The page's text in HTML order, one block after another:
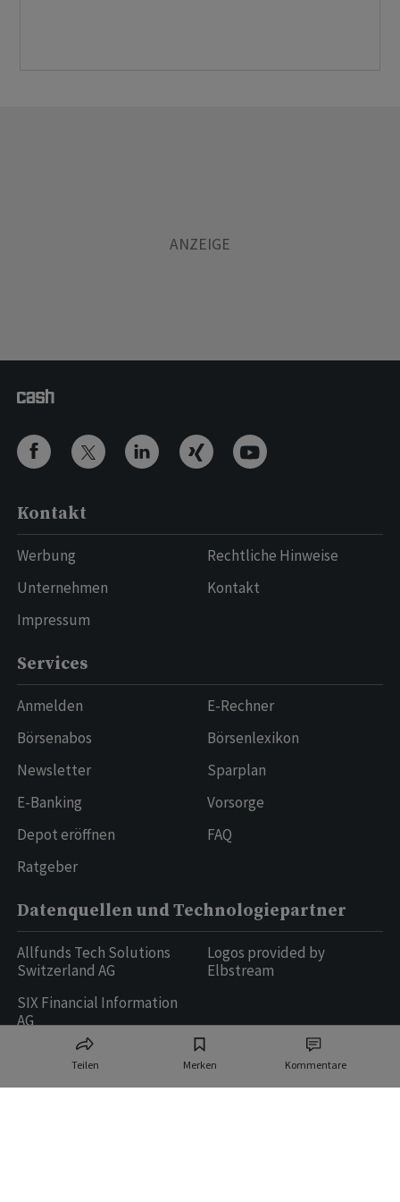
Teilen Merken Kommentare
Kontakt
Werbung
Unternehmen
Impressum
Rechtliche Hinweise
Kontakt
Services
Anmelden
Börsenabos
Newsletter
E-Banking
Depot eröffnen
Ratgeber
E-Rechner
Börsenlexikon
Sparplan
Vorsorge
FAQ
Datenquellen und Technologiepartner
Allfunds Tech Solutions
Switzerland AG
SIX Financial Information
AG
Logos provided by
Elbstream
Ringier AG | Ringier Medien Schweiz